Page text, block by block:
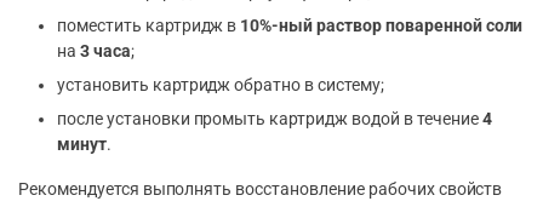
поместить картридж в 10%-ный раствор поваренной соли
на 3 часа;
установить картридж обратно в систему;
после установки промыть картридж водой в течение4
минут.
Рекомендуется выполнять восстановление рабочих свойств